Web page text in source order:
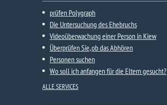
prüfen Polygraph
Die Untersuchung des Ehebruchs
Videoüberwachung einer Person in Kiew
Überprüfen Sie, ob das Abhören
Personen suchen
Wo soll ich anfangen für die Eltern gesucht?
ALLE SERVICES